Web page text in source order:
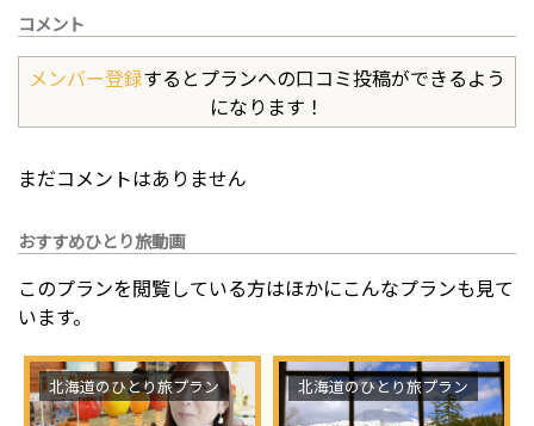
コメント
メンバー登録するとプランへの口コミ投稿ができるよう
になります！
まだコメントはありません
おすすめひとり旅動画
このプランを閲覧している方はほかにこんなプランも見て
います。
北海道のひとり旅プラン 北海道のひとり旅プラン